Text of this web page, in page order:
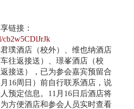
链接：
cb2w5CDlJrJk
璞酒店（校外）、维也纳酒店
往返接送）、璟峯酒店（校
接送），已为参会嘉宾预留合
16周日）前自行联系酒店，说
预定信息。11月16日后酒店将
方便酒店和参会人员实时查看